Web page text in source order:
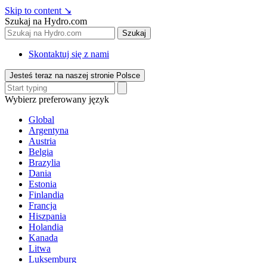
Skip to content ↘
Szukaj na Hydro.com
Szukaj
Skontaktuj się z nami
Jesteś teraz na naszej stronie Polsce
Wybierz preferowany język
Global
Argentyna
Austria
Belgia
Brazylia
Dania
Estonia
Finlandia
Francja
Hiszpania
Holandia
Kanada
Litwa
Luksemburg